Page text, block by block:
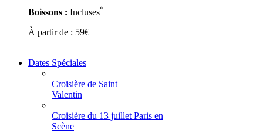
Boissons : Incluses*
À partir de : 59€
Dates Spéciales
Croisière de Saint
Valentin
Croisière du 13 juillet Paris en
Scène